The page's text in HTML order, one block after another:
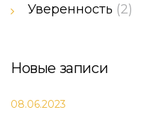
Уверенность (2)
Новые записи
08.06.2023